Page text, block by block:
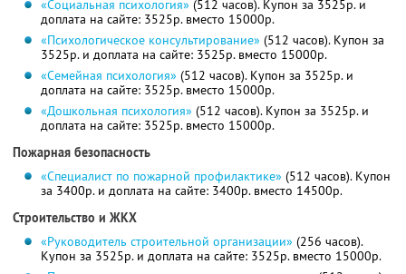
«Социальная психология» (512 часов). Купон за 3525р. и
доплата на сайте: 3525р. вместо 15000р.
«Психологическое консультирование» (512 часов). Купон за
3525р. и доплата на сайте: 3525р. вместо 15000р.
«Семейная психология» (512 часов). Купон за 3525р. и
доплата на сайте: 3525р. вместо 15000р.
«Дошкольная психология» (512 часов). Купон за 3525р. и
доплата на сайте: 3525р. вместо 15000р.
Пожарная безопасность
«Специалист по пожарной профилактике» (512 часов). Купон
за 3400р. и доплата на сайте: 3400р. вместо 14500р.
Строительство и ЖКХ
«Руководитель строительной организации» (256 часов).
Купон за 3525р. и доплата на сайте: 3525р. вместо 15000р.